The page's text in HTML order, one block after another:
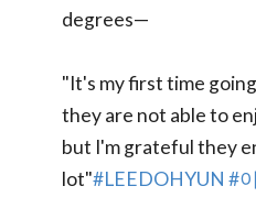
degrees—
"It's my first time
they are not able to
but I'm grateful they
lot"#LEEDOHYUN #